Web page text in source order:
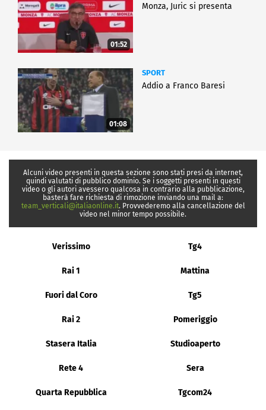
01:52
Monza, Juric si presenta
01:08
SPORT
Addio a Franco Baresi
Alcuni video presenti in questa sezione sono stati presi da internet,
quindi valutati di pubblico dominio. Se i soggetti presenti in questi
video o gli autori avessero qualcosa in contrario alla pubblicazione,
basterà fare richiesta di rimozione inviando una mail a:
team_verticali@italiaonline.it. Provvederemo alla cancellazione del
video nel minor tempo possibile.
Verissimo Tg4
Rai 1 Mattina
Fuori dal Coro Tg5
Rai 2 Pomeriggio
Stasera Italia Studioaperto
Rete 4 Sera
Quarta Repubblica Tgcom24